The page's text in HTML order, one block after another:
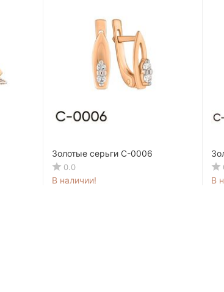
Золотые серьги C-0006
0.0
В наличии! В